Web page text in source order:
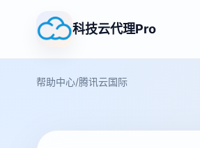
科技云代理Pro
帮助中心/腾讯云国际